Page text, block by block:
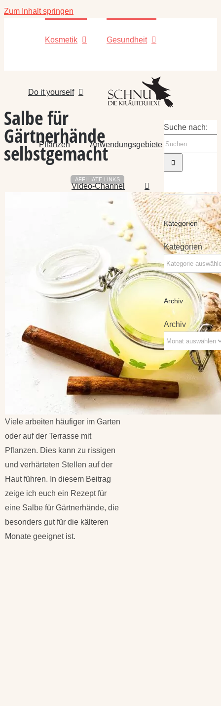
Zum Inhalt springen
Kosmetik Gesundheit
Do it yourself
Pflanzen Anwendungsgebiete
Video-Channel
Salbe für
Gärtnerhände
selbstgemacht
AFFILIATE LINKS
Viele arbeiten häufiger im Garten
oder auf der Terrasse mit
Pflanzen. Dies kann zu rissigen
und verhärteten Stellen auf der
Haut führen. In diesem Beitrag
zeige ich euch ein Rezept für
eine Salbe für Gärtnerhände, die
besonders gut für die kälteren
Monate geeignet ist.
Suche nach:
Kategorien
Kategorien
Archiv
Archiv